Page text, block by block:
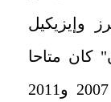
وإيزيكيل
كان متاحا
في الولايات المتحدة بين عامَي 2007 و2011